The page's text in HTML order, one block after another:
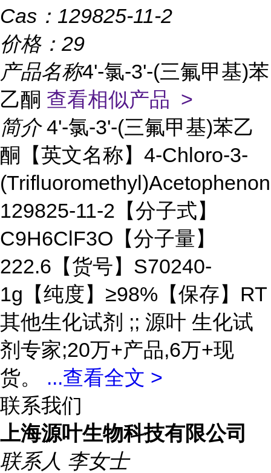
Cas： 129825-11-2
价格： 29
产品名称4'-氯-3'-(三氟甲基)苯
乙酮 查看相似产品 >
简介 4'-氯-3'-(三氟甲基)苯乙
酮【英文名称】4-Chloro-3-
129825-11-2【分子式】
C9H6ClF3O【分子量】
222.6【货号】S70240-
1g【纯度】≥98%【保存】RT
其他生化试剂 ;; 源叶 生化试
剂专家;20万+产品,6万+现
货。 ...查看全文 >
联系我们
上海源叶生物科技有限公司
联系人 李女士